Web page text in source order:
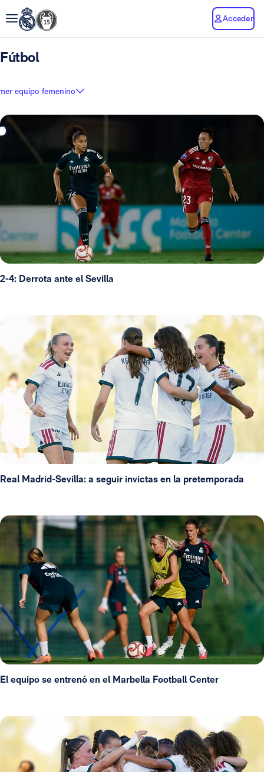
Acceder
Fútbol
equipo femenino
2-4: Derrota ante el Sevilla
Real Madrid-Sevilla: a seguir invictas en la pretemporada
El equipo se entrenó en el Marbella Football Center